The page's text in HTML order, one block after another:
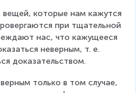
которые нам кажутся
при тщательной
нас, что кажущееся
неверным, т. е.
доказательством.
только в том случае,